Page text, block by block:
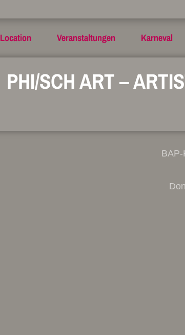
Location Veranstaltungen Karneval
PHI/SCH ART –